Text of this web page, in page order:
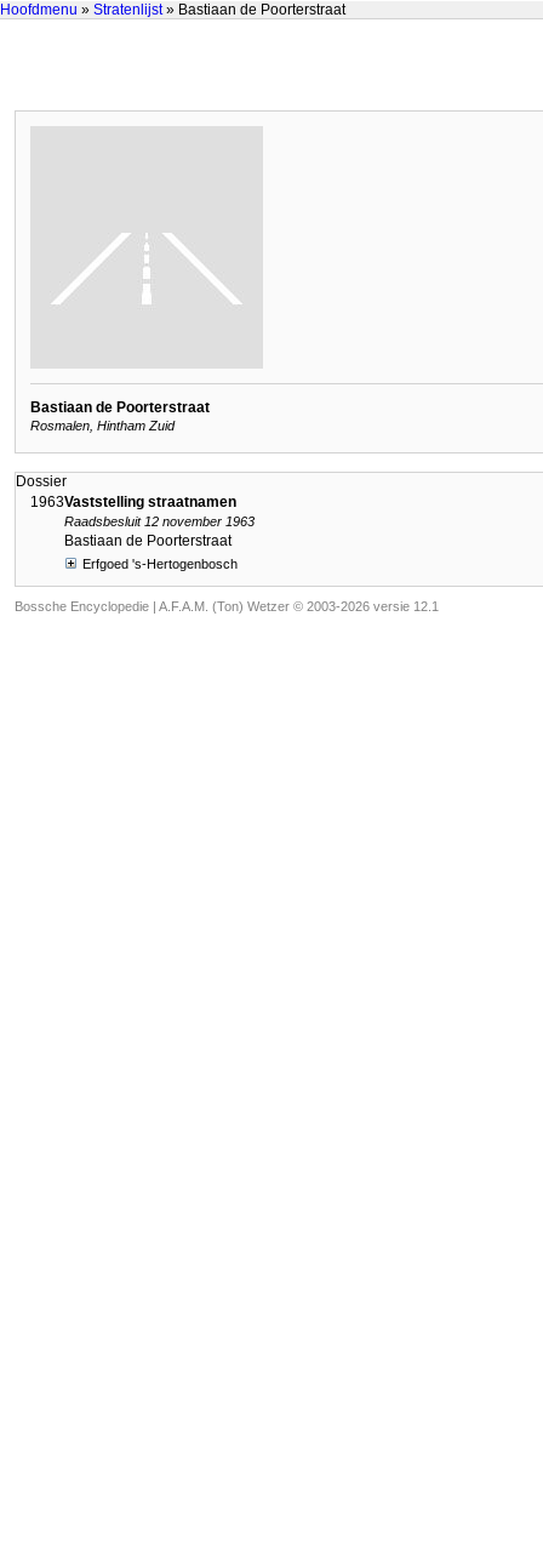
Hoofdmenu » Stratenlijst» Bastiaan de Poorterstraat
Bastiaan de Poorterstraat
Rosmalen, Hintham Zuid
Dossier
1963Vaststelling straatnamen
Raadsbesluit 12 november 1963
Bastiaan de Poorterstraat
Erfgoed 's-Hertogenbosch
Bossche Encyclopedie | A.F.A.M. (Ton) Wetzer © 2003-2026 versie 12.1